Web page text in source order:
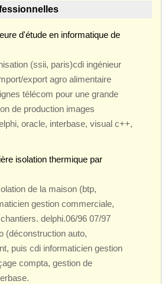
d'étude en informatique de
(ssii, paris)cdi ingénieur
export agro alimentaire
télécom pour une grande
de production images
oracle, interbase, visual c++,
isolation thermique par
de la maison (btp,
gestion commerciale,
delphi.06/96 07/97
(déconstruction auto,
puis cdi informaticien gestion
compta, gestion de